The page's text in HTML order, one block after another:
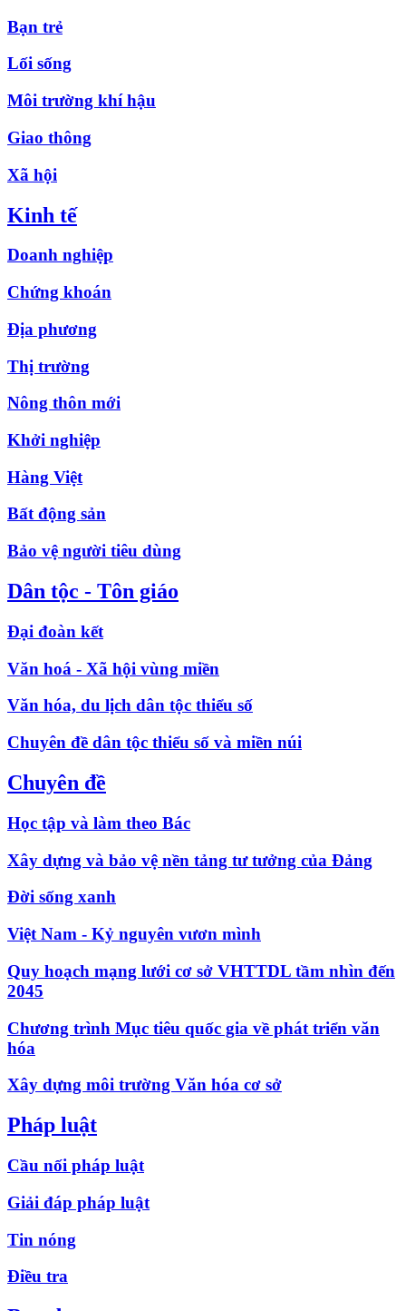
Bạn trẻ
Lối sống
Môi trường khí hậu
Giao thông
Xã hội
Kinh tế
Doanh nghiệp
Chứng khoán
Địa phương
Thị trường
Nông thôn mới
Khởi nghiệp
Hàng Việt
Bất động sản
Bảo vệ người tiêu dùng
Dân tộc - Tôn giáo
Đại đoàn kết
Văn hoá - Xã hội vùng miền
Văn hóa, du lịch dân tộc thiểu số
Chuyên đề dân tộc thiểu số và miền núi
Chuyên đề
Học tập và làm theo Bác
Xây dựng và bảo vệ nền tảng tư tưởng của Đảng
Đời sống xanh
Việt Nam - Kỷ nguyên vươn mình
Quy hoạch mạng lưới cơ sở VHTTDL tầm nhìn đến
2045
Chương trình Mục tiêu quốc gia về phát triển văn
hóa
Xây dựng môi trường Văn hóa cơ sở
Pháp luật
Cầu nối pháp luật
Giải đáp pháp luật
Tin nóng
Điều tra